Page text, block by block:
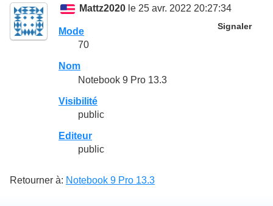
Mattz2020 le 25 avr. 2022 20:27:34
Signaler
Mode
70
Nom
Notebook 9 Pro 13.3
Visibilité
public
Editeur
public
Retourner à: Notebook 9 Pro 13.3